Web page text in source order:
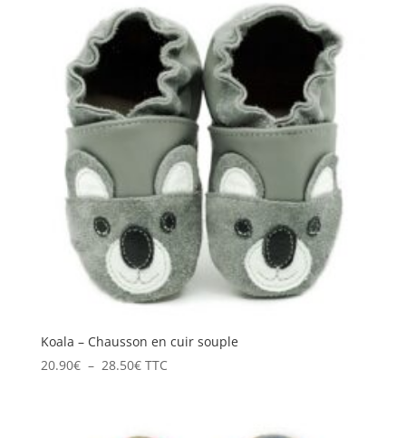
20.90€
28.50€
Koala – Chausson en cuir souple
20.90€ – 28.50€Plage
TTC